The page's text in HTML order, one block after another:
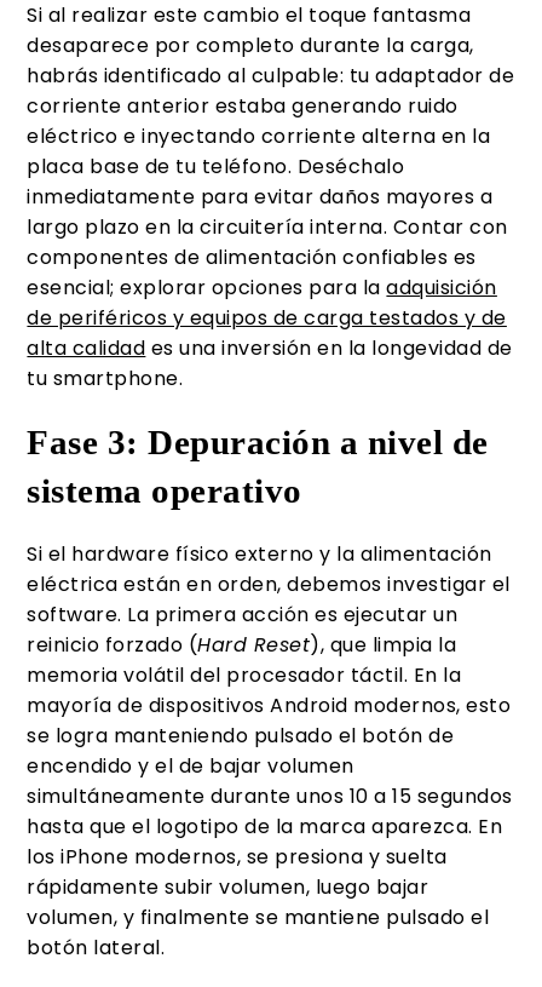
Si al realizar este cambio el toque fantasma
desaparece por completo durante la carga,
habrás identificado al culpable: tu adaptador de
corriente anterior estaba generando ruido
eléctrico e inyectando corriente alterna en la
placa base de tu teléfono. Deséchalo
inmediatamente para evitar daños mayores a
largo plazo en la circuitería interna. Contar con
componentes de alimentación confiables es
esencial; explorar opciones para laadquisición
de periféricos y equipos de carga testados y de
alta calidad es una inversión en la longevidad de
tu smartphone.
Fase 3: Depuración a nivel de
sistema operativo
Si el hardware físico externo y la alimentación
eléctrica están en orden, debemos investigar el
software. La primera acción es ejecutar un
reinicio forzado (Hard Reset), que limpia la
memoria volátil del procesador táctil. En la
mayoría de dispositivos Android modernos, esto
se logra manteniendo pulsado el botón de
encendido y el de bajar volumen
simultáneamente durante unos 10 a 15 segundos
hasta que el logotipo de la marca aparezca. En
los iPhone modernos, se presiona y suelta
rápidamente subir volumen, luego bajar
volumen, y finalmente se mantiene pulsado el
botón lateral.